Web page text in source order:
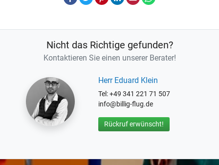
Nicht das Richtige gefunden?
Kontaktieren Sie einen unserer Berater!
Herr Eduard Klein
Tel: +49 341 221 71 507
info@billig-flug.de
Rückruf erwünscht!